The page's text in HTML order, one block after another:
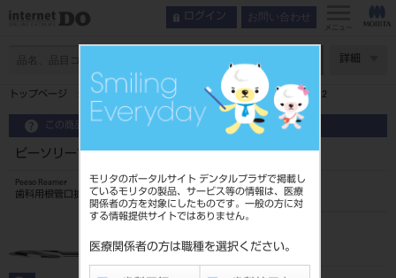
モリタのポータルサイト デンタルプラザで掲載し
ているモリタの製品、サービス等の情報は、医療
関係者の方を対象にしたものです。一般の方に対
する情報提供サイトではありません。
医療関係者の方は職種を選択ください。
ログイン お問い合わせ
メニュー
詳細
トップページ ピーソリーマ 32mm 6入×3 エコノミーパック＃2
この商品に関するお問い合わせ
ピーソリーマ 32mm 6入×3 エコノミーパック＃2
Peeso Reamer
歯科用根管口拡大ドリル
2023904632